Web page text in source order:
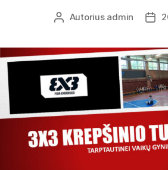
ĮrašoAutorius admin